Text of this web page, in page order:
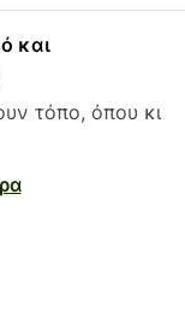
και
τόπο, όπου κι